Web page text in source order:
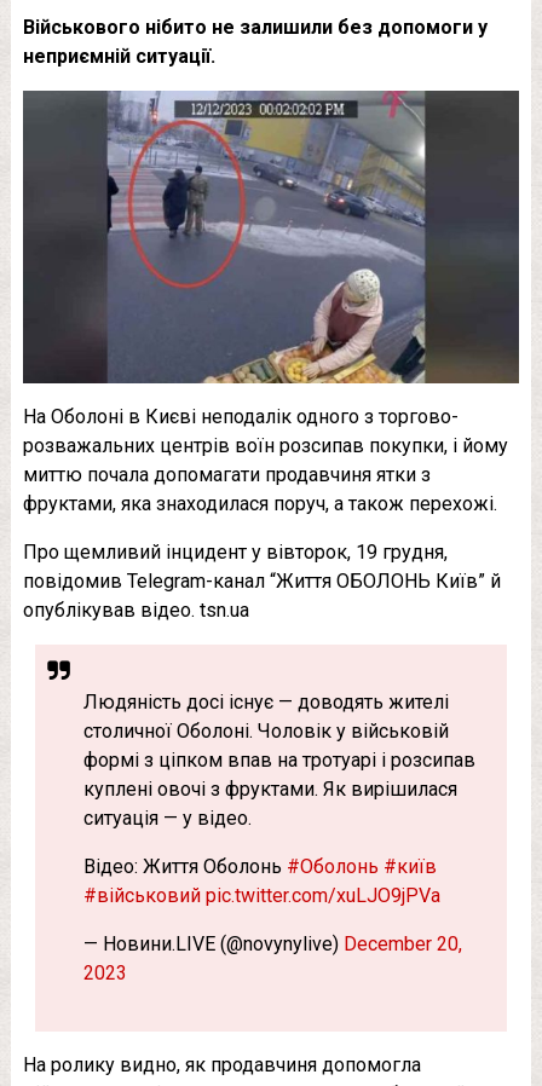
Військового нібито не залишили без допомоги у
неприємній ситуації.
На Оболоні в Києві неподалік одного з торгово-
розважальних центрів воїн розсипав покупки, і йому
миттю почала допомагати продавчиня ятки з
фруктами, яка знаходилася поруч, а також перехожі.
Про щемливий інцидент у вівторок, 19 грудня,
повідомив Telegram-канал “Життя ОБОЛОНЬ Київ” й
опублікував відео. tsn.ua
Людяність досі існує — доводять жителі
столичної Оболоні. Чоловік у військовій
формі з ціпком впав на тротуарі і розсипав
куплені овочі з фруктами. Як вирішилася
ситуація — у відео.
Відео: Життя Оболонь #Оболонь #київ
#військовий pic.twitter.com/xuLJO9jPVa
— Новини.LIVE (@novynylive) December 20,
2023
На ролику видно, як продавчиня допомогла